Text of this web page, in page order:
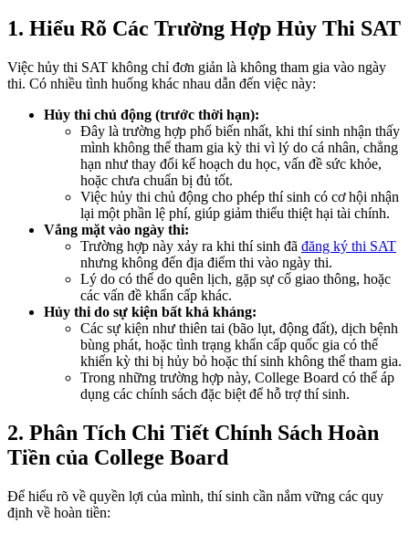
1. Hiểu Rõ Các Trường Hợp Hủy Thi SAT
Việc hủy thi SAT không chỉ đơn giản là không tham gia vào ngày
thi. Có nhiều tình huống khác nhau dẫn đến việc này:
Hủy thi chủ động (trước thời hạn):
Đây là trường hợp phổ biến nhất, khi thí sinh nhận thấy
mình không thể tham gia kỳ thi vì lý do cá nhân, chẳng
hạn như thay đổi kế hoạch du học, vấn đề sức khỏe,
hoặc chưa chuẩn bị đủ tốt.
Việc hủy thi chủ động cho phép thí sinh có cơ hội nhận
lại một phần lệ phí, giúp giảm thiểu thiệt hại tài chính.
Vắng mặt vào ngày thi:
Trường hợp này xảy ra khi thí sinh đã đăng ký thi SAT
nhưng không đến địa điểm thi vào ngày thi.
Lý do có thể do quên lịch, gặp sự cố giao thông, hoặc
các vấn đề khẩn cấp khác.
Hủy thi do sự kiện bất khả kháng:
Các sự kiện như thiên tai (bão lụt, động đất), dịch bệnh
bùng phát, hoặc tình trạng khẩn cấp quốc gia có thể
khiến kỳ thi bị hủy bỏ hoặc thí sinh không thể tham gia.
Trong những trường hợp này, College Board có thể áp
dụng các chính sách đặc biệt để hỗ trợ thí sinh.
2. Phân Tích Chi Tiết Chính Sách Hoàn
Tiền của College Board
Để hiểu rõ về quyền lợi của mình, thí sinh cần nắm vững các quy
định về hoàn tiền: